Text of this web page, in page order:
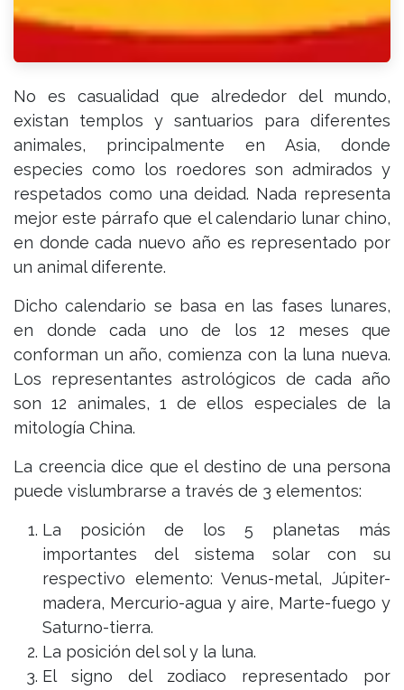
No es casualidad que alrededor del mundo,
existan templos y santuarios para diferentes
animales, principalmente en Asia, donde
especies como los roedores son admirados y
respetados como una deidad. Nada representa
mejor este párrafo que el calendario lunar chino,
en donde cada nuevo año es representado por
un animal diferente.
Dicho calendario se basa en las fases lunares,
en donde cada uno de los 12 meses que
conforman un año, comienza con la luna nueva.
Los representantes astrológicos de cada año
son 12 animales, 1 de ellos especiales de la
mitología China.
La creencia dice que el destino de una persona
puede vislumbrarse a través de 3 elementos:
La posición de los 5 planetas más
importantes del sistema solar con su
respectivo elemento: Venus-metal, Júpiter-
madera, Mercurio-agua y aire, Marte-fuego y
Saturno-tierra.
La posición del sol y la luna.
El signo del zodiaco representado por